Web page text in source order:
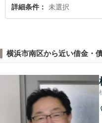
詳細条件 未選択
横浜市南区から近い借金・